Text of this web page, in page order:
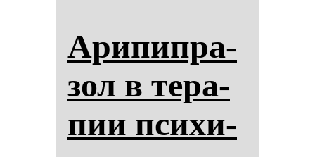
Ари­пип­ра­
зол в те­ра­
пии пси­хи­